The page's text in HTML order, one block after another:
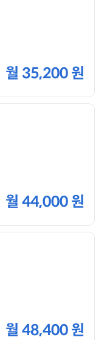
월 35,200 원
월 44,000 원
월 48,400 원